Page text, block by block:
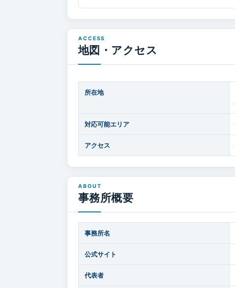
地図・アクセス
所在地
対応可能エリア
アクセス
事務所概要
事務所名
公式サイト
代表者